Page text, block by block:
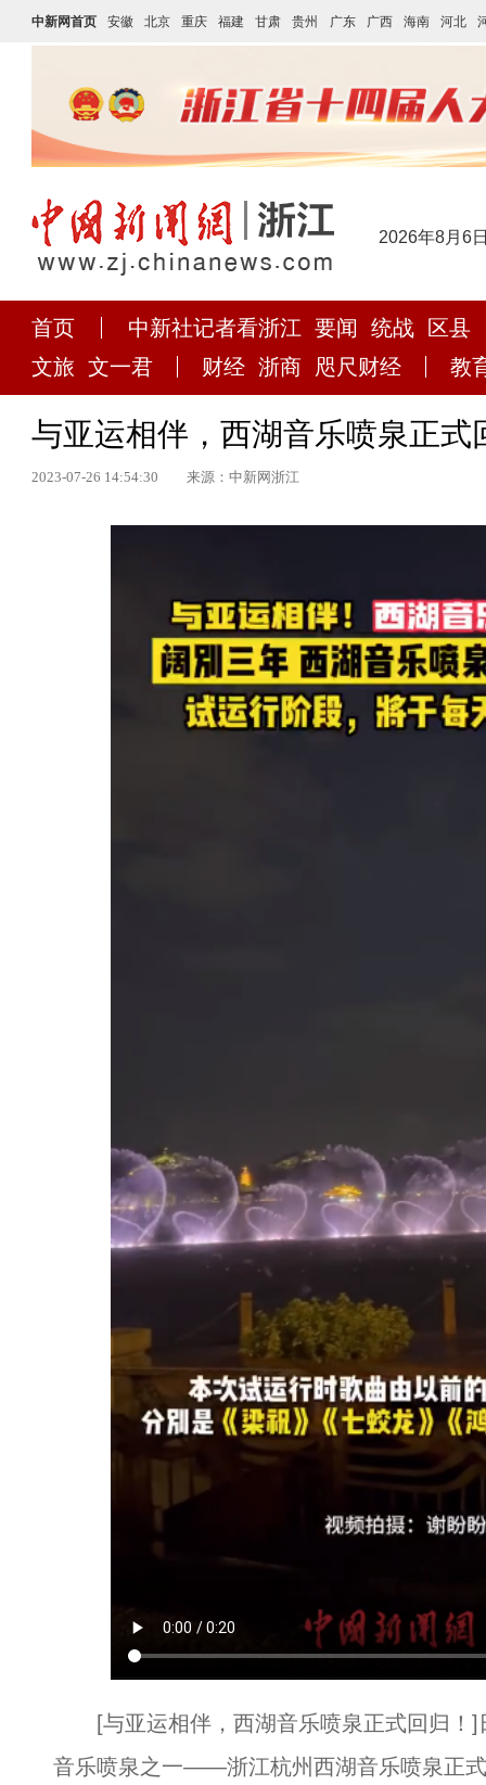
中新网首页 安徽 北京 重庆 福建 甘肃 贵州 广东 广西 海南 河北
2026年8月6
首页 中新社记者看浙江 要闻 统战
区县
文旅 文一君 财经 浙商 咫尺财经 教
与亚运相伴，西湖音乐喷泉正式
2023-07-26 14:54:30 来源：中新网浙江
[与亚运相伴，西湖音乐喷泉正式回归！]
音乐喷泉之一——浙江杭州西湖音乐喷泉正